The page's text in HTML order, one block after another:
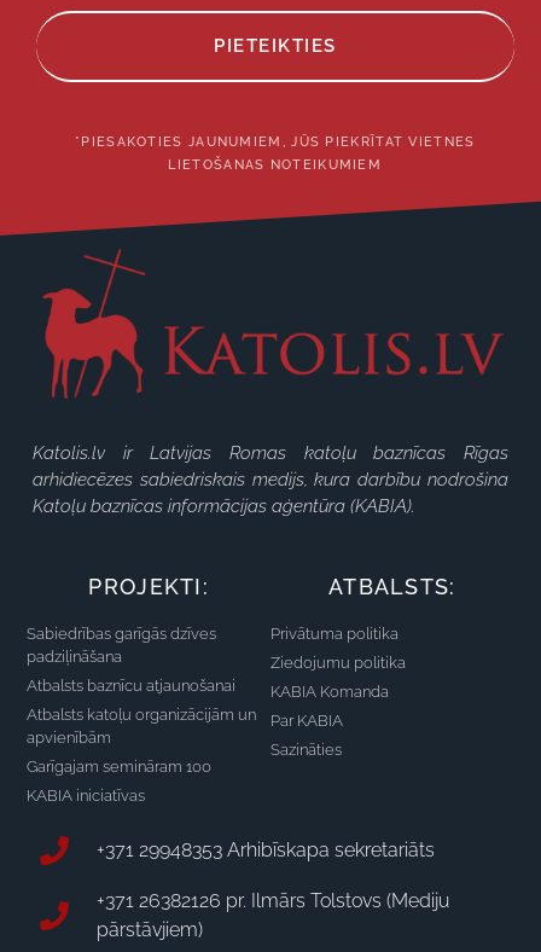
PIETEIKTIES
*PIESAKOTIES JAUNUMIEM, JŪS PIEKRĪTAT VIETNES
LIETOŠANAS NOTEIKUMIEM
Katolis.lv ir Latvijas Romas katoļu baznīcas Rīgas
arhidiecēzes sabiedriskais medijs, kura darbību nodrošina
Katoļu baznīcas informācijas aģentūra (KABIA).
PROJEKTI:
Sabiedrības garīgās dzīves
padziļināšana
Atbalsts baznīcu atjaunošanai
Atbalsts katoļu organizācijām un
apvienībām
Garīgajam semināram 100
KABIA iniciatīvas
ATBALSTS:
Privātuma politika
Ziedojumu politika
KABIA Komanda
Par KABIA
Sazināties
+371 29948353 Arhibīskapa sekretariāts
+371 26382126 pr. Ilmārs Tolstovs (Mediju
pārstāvjiem)